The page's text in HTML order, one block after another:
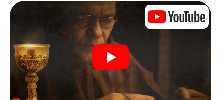
verloopt. Vervolgens worden de rollen verdeeld. Wie in
jouw team is een geboren speurder? Wie is een echte
avonturier? En wie heeft het in zich om een code te
kraken? Bij onze escape game in Béziers garanderen wij
dat elke speler de juiste rol vindt.
Zodra de rollen zijn toegewezen, kan de speurtocht
beginnen. Op verschillende locaties in de stad kraak je
gecodeerde berichten, los je lastige logische raadsels
op en zoek je naar bewijs. Jouw smartphone is je meest